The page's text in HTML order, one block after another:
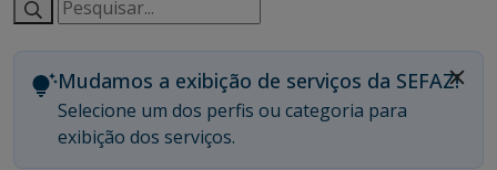
serviços:
Mudamos a exibição de serviços da SEFAZ!
Selecione um dos perfis ou categoria para
exibição dos serviços.